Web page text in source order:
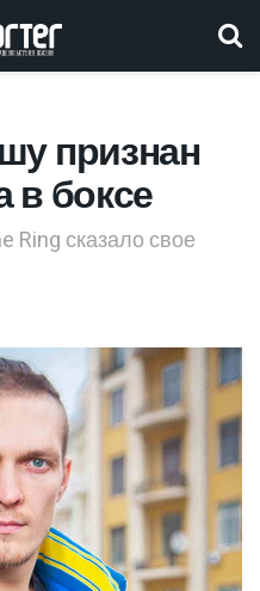
признан
в боксе
Ring сказало свое